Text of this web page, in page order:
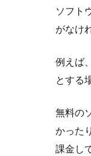
ソフト
がなけ
例えば
とする
無料の
かった
課金し